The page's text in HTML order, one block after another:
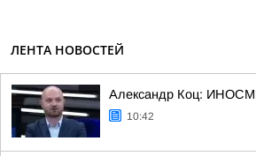
ЛЕНТА НОВОСТЕЙ
Александр Коц:
10:42